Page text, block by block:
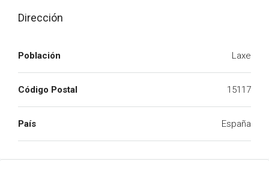
Dirección
Población Laxe
Código Postal 15117
País España